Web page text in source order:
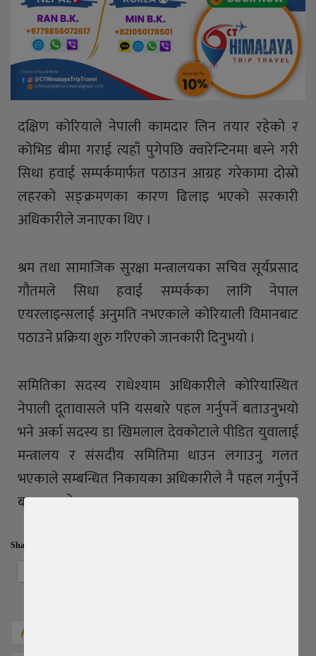
दक्षिण कोरियाले नेपाली कामदार लिन तयार रहेको र
कोभिड बीमा गराई त्यहाँ पुगेपछि क्वारेन्टिनमा बस्ने गरी
सिधा हवाई सम्पर्कमार्फत पठाउन आग्रह गरेकामा दोस्रो
लहरको सङ्क्रमणका कारण ढिलाइ भएको सरकारी
अधिकारीले जनाएका थिए ।
श्रम तथा सामाजिक सुरक्षा मन्त्रालयका सचिव सूर्यप्रसाद
गौतमले सिधा हवाई सम्पर्कका लागि नेपाल
एयरलाइन्सलाई अनुमति नभएकाले कोरियाली विमानबाट
पठाउने प्रक्रिया शुरु गरिएको जानकारी दिनुभयो ।
समितिका सदस्य राधेश्याम अधिकारीले कोरियास्थित
नेपाली दूतावासले पनि यसबारे पहल गर्नुपर्ने बताउनुभयो
भने अर्का सदस्य डा खिमलाल देवकोटाले पीडित युवालाई
मन्त्रालय र संसदीय समितिमा धाउन लगाउनु गलत
भएकाले सम्बन्धित निकायका अधिकारीले नै पहल गर्नुपर्ने
बताउनुभयो ।रासस
Share this: